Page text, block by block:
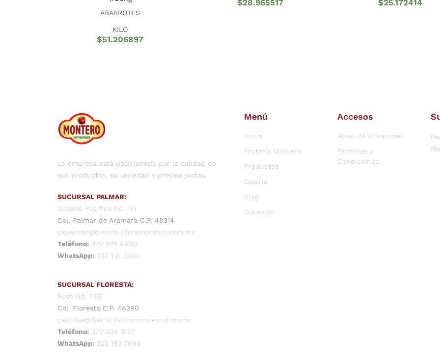
ABARROTES
KILO
$51.206897
$28.965517 $25.172414
La empresa está posicionada por la calidad de
sus productos, su variedad y precios justos.
SUCURSAL PALMAR:
Oceano Pacifico No. 151
Col. Palmar de Aramara C.P. 48314
cxpalmar@distribuidoramontero.com.mx
Teléfono: 322 225 8690
WhatsApp: 322 118 3220
SUCURSAL FLORESTA:
Rosa No. 1150
Col. Floresta C.P. 48290
pedidos@distribuidoramontero.com.mx
Teléfono: 322 224 3737
WhatsApp: 322 183 7684
Menú
Inicio
Frutería Montero
Productos
Galería
Blog
Contacto
Accesos
Aviso de Privacidad
Términos y
Condiciones